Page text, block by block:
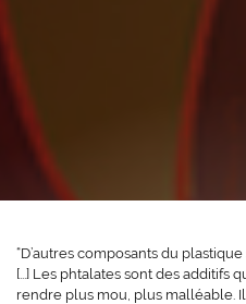
“D’autres composants du
[...] Les phtalates sont des additifs
rendre plus mou, plus malléable.